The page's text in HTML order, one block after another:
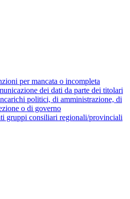
per mancata o incompleta
dei dati da parte dei titolari
politici, di amministrazione, di
o di governo
gruppi consiliari regionali/provinciali